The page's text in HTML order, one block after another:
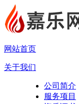
网站首页
关于我们
公司简介
服务项目